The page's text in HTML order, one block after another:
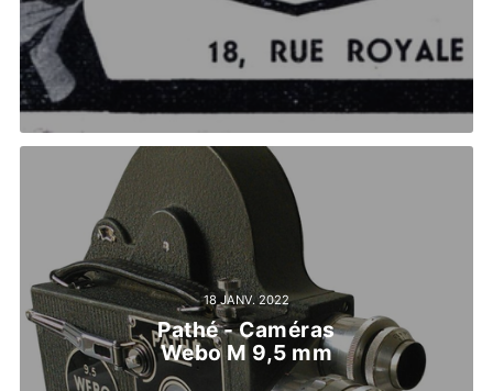
18 JANV. 2022
Pathé - Caméras
Webo M 9,5 mm